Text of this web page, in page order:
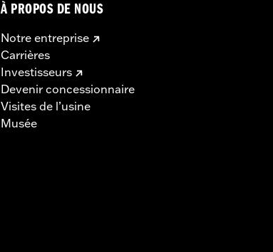
À PROPOS DE NOUS
Notre entreprise
Carrières
Investisseurs
Devenir concessionnaire
Visites de l’usine
Musée